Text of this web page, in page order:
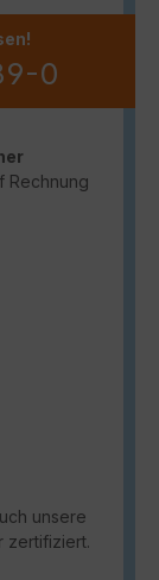
0
Rechnung
unsere
zertifiziert.